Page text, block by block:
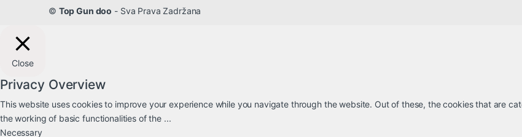
© Top Gun doo - Sva Prava Zadržana
Close
Privacy Overview
This website uses cookies to improve your experience while you navigate through the website. Out of these, the cookies that are
the working of basic functionalities of the ...
Necessary